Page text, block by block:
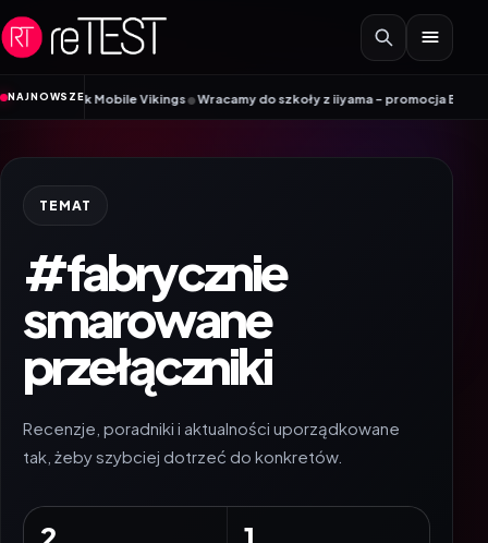
Przejdź do treści
NAJNOWSZE
Mobile Vikings•Wracamy do szkoły z iiyama – promocja Back to
TEMAT
#fabrycznie
smarowane
przełączniki
Recenzje, poradniki i aktualności uporządkowane
tak, żeby szybciej dotrzeć do konkretów.